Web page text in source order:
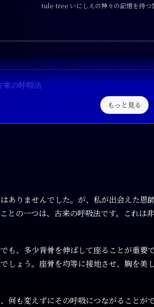
tule tree いにしえの神々の記憶を持つ
の呼吸法
もっと見る
ありませんでした。が、私が出会えた恩
との一つは、古来の呼吸法です。これは
も、多少背骨を伸ばして座ることが重
しょう。座骨を均等に接地させ、胸を美
何も変えずにその呼吸につながること